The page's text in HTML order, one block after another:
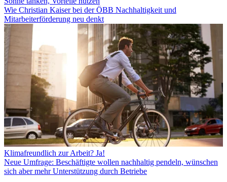
Wie Christian Kaiser bei der ÖBB Nachhaltigkeit und
Mitarbeiterförderung neu denkt
Klimafreundlich zur Arbeit? Ja!
Neue Umfrage: Beschäftigte wollen nachhaltig pendeln, wünschen
sich aber mehr Unterstützung durch Betriebe